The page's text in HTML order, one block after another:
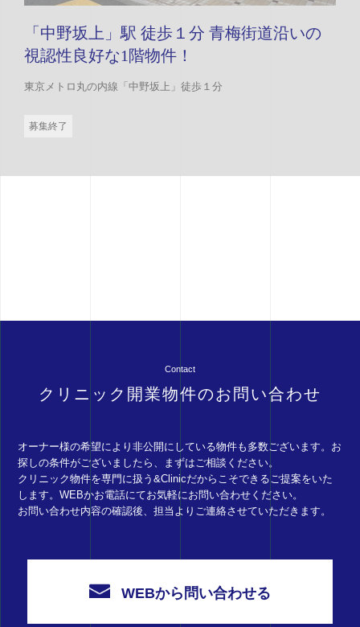
「中野坂上」駅 徒歩１分 青梅街道沿いの
視認性良好な1階物件！
東京メトロ丸の内線「中野坂上」徒歩１分
募集終了
Contact
クリニック開業物件のお問い合わせ
オーナー様の希望により非公開にしている物件も多数ございます。お
探しの条件がございましたら、まずはご相談ください。
クリニック物件を専門に扱う&Clinicだからこそできるご提案をいた
します。WEBかお電話にてお気軽にお問い合わせください。
お問い合わせ内容の確認後、担当よりご連絡させていただきます。
WEBから問い合わせる